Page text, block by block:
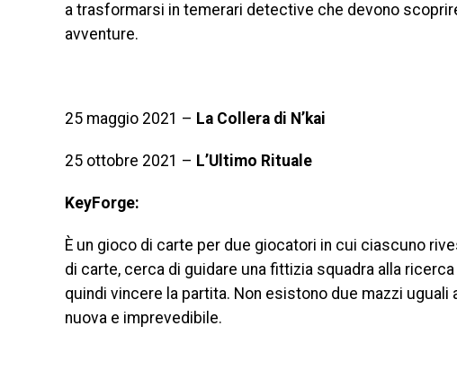
a trasformarsi in temerari detective che devono
avventure.
25 maggio 2021 – La Collera di N’kai
25 ottobre 2021 – L’Ultimo Rituale
KeyForge:
È un gioco di carte per due giocatori in cui ciascuno
di carte, cerca di guidare una fittizia squadra alla
quindi vincere la partita. Non esistono due mazzi uguali
nuova e imprevedibile.